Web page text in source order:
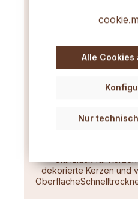
Glanzlack für
Glanzlack für
dekorierte Kerzen und
Nur
Alle Cookies